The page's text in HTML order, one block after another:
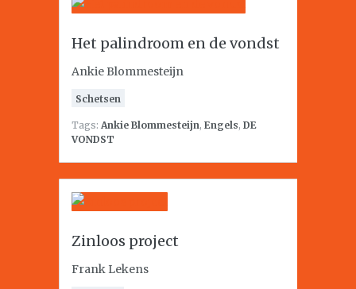
Het palindroom en de vondst
Ankie Blommesteijn
Schetsen
Tags: Ankie Blommesteijn, Engels, DE
VONDST
Zinloos project
Frank Lekens